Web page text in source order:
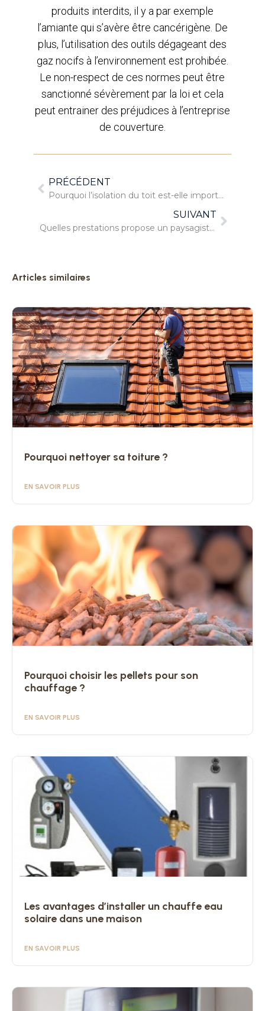
produits interdits, il y a par exemple
l’amiante qui s’avère être cancérigène. De
plus, l’utilisation des outils dégageant des
gaz nocifs à l’environnement est prohibée.
Le non-respect de ces normes peut être
sanctionné sévèrement par la loi et cela
peut entrainer des préjudices à l’entreprise
de couverture.
PRÉCÉDENT
Pourquoi l’isolation du toit est-elle importante ?
SUIVANT
Quelles prestations propose un paysagiste ?
Articles similaires
Pourquoi nettoyer sa toiture ?
EN SAVOIR PLUS
Pourquoi choisir les pellets pour son
chauffage ?
EN SAVOIR PLUS
Les avantages d’installer un chauffe eau
solaire dans une maison
EN SAVOIR PLUS